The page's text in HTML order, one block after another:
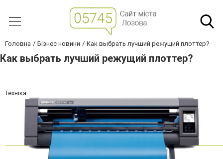
Головна Бізнес новини Как выбрать лучший режущий плоттер?
Как выбрать лучший режущий плоттер?
Техніка